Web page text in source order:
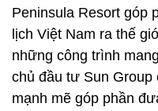
Peninsula Resort góp
lịch Việt Nam ra thế
những công trình
chủ đầu tư Sun Group
mạnh mẽ góp phần